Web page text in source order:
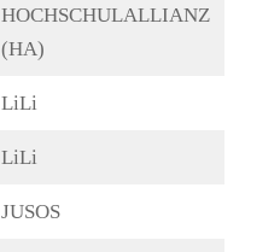
HOCHSCHULALLIANZ
(HA)
LiLi
LiLi
JUSOS